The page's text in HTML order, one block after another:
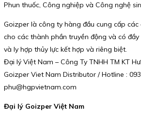
Phun thuốc, Công nghiệp và Công nghệ
Goizper là công ty hàng đầu cung cấp
cho các thành phần truyền động và có
và ly hợp thủy lực kết hợp và riêng biệt.
Đại lý Việt Nam – Công Ty TNHH TM KT
Goizper Viet Nam Distributor / Hotline :
phu@hgpvietnam.com
Đại lý Goizper Việt Nam